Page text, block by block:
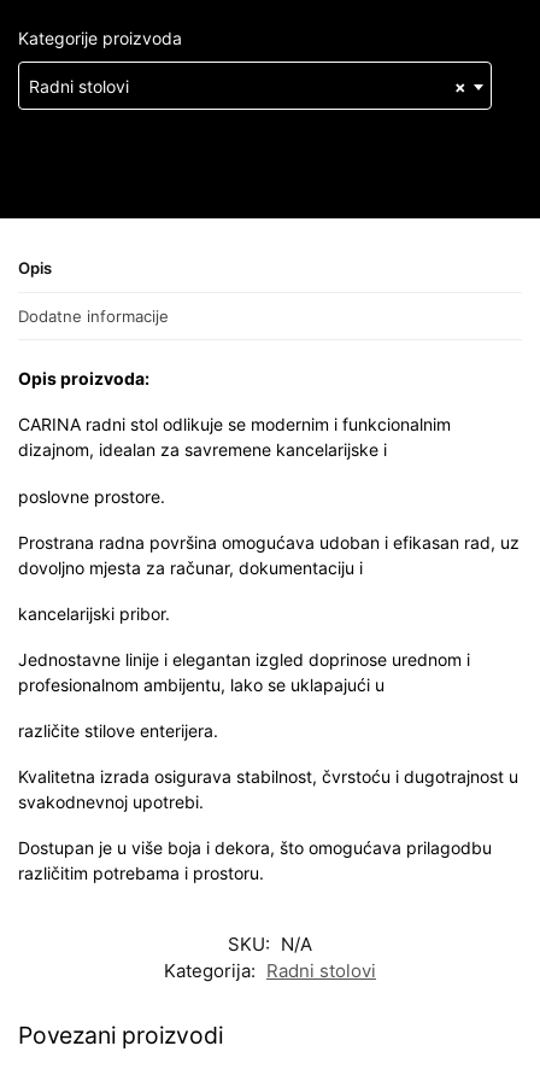
Kategorije proizvoda
×
Radni stolovi
Opis
Dodatne informacije
Opis proizvoda:
CARINA radni stol odlikuje se modernim i funkcionalnim
dizajnom, idealan za savremene kancelarijske i
poslovne prostore.
Prostrana radna površina omogućava udoban i efikasan rad, uz
dovoljno mjesta za računar, dokumentaciju i
kancelarijski pribor.
Jednostavne linije i elegantan izgled doprinose urednom i
profesionalnom ambijentu, lako se uklapajući u
različite stilove enterijera.
Kvalitetna izrada osigurava stabilnost, čvrstoću i dugotrajnost u
svakodnevnoj upotrebi.
Dostupan je u više boja i dekora, što omogućava prilagodbu
različitim potrebama i prostoru.
SKU: N/A
Kategorija: Radni stolovi
Povezani proizvodi